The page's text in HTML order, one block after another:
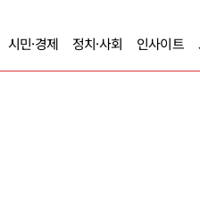
시민·경제 정치·사회 인사이트